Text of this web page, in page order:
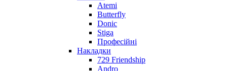
Atemi
Butterfly
Donic
Stiga
Професійні
Накладки
729 Friendship
Andro